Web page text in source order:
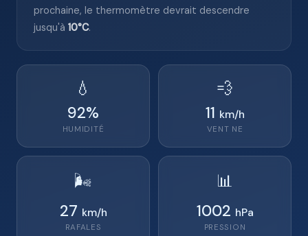
prochaine, le thermomètre devrait descendre
jusqu'à 10°C.
💧
92%
HUMIDITÉ
💨
11 km/h
VENT NE
🌬️
27 km/h
RAFALES
📊
1002 hPa
PRESSION